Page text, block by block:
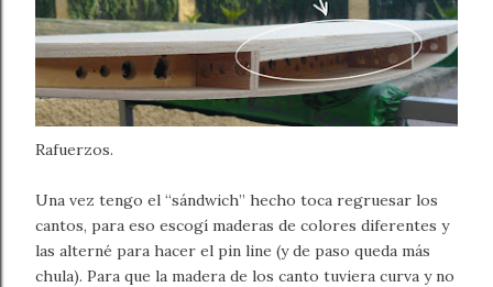
Rafuerzos.
Una vez tengo el “sándwich” hecho toca regruesar los
cantos, para eso escogí maderas de colores diferentes y
las alterné para hacer el pin line (y de paso queda más
chula). Para que la madera de los canto tuviera curva y no